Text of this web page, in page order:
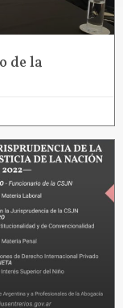
de la